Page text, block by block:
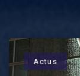
Actus